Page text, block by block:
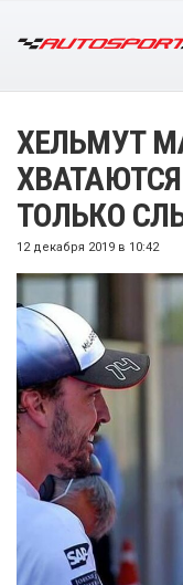
ХЕЛЬМУТ
ТОЛЬКО
12 декабря 2019 в 10:42